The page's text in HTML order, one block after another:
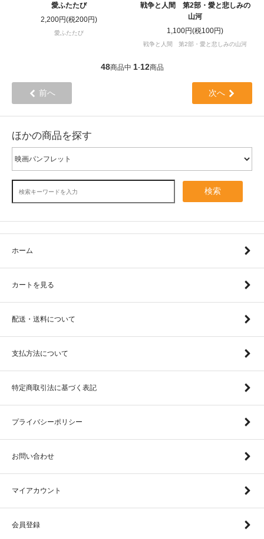
愛ふたたび
2,200円(税200円)
愛ふたたび
戦争と人間 第2部・愛と悲しみの
山河
1,100円(税100円)
戦争と人間 第2部・愛と悲しみの山河
48商品中 1-12商品
前へ 次へ
ほかの商品を探す
検索
ホーム
カートを見る
配送・送料について
支払方法について
特定商取引法に基づく表記
プライバシーポリシー
お問い合わせ
マイアカウント
会員登録